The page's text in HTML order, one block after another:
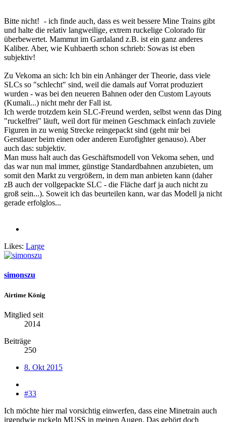
Bitte nicht! - ich finde auch, dass es weit bessere Mine Trains gibt
und halte die relativ langweilige, extrem ruckelige Colorado für
überbewertet. Mammut im Gardaland z.B. ist ein ganz anderes
Kaliber. Aber, wie Kuhbaerth schon schrieb: Sowas ist eben
subjektiv!
Zu Vekoma an sich: Ich bin ein Anhänger der Theorie, dass viele
SLCs so "schlecht" sind, weil die damals auf Vorrat produziert
wurden - was bei den neueren Bahnen oder den Custom Layouts
(Kumali...) nicht mehr der Fall ist.
Ich werde trotzdem kein SLC-Freund werden, selbst wenn das Ding
"ruckelfrei" läuft, weil dort für meinen Geschmack einfach zuviele
Figuren in zu wenig Strecke reingepackt sind (geht mir bei
Gerstlauer beim einen oder anderen Eurofighter genauso). Aber
auch das: subjektiv.
Man muss halt auch das Geschäftsmodell von Vekoma sehen, und
das war nun mal immer, günstige Standardbahnen anzubieten, um
somit den Markt zu vergrößern, in dem man anbieten kann (daher
zB auch der vollgepackte SLC - die Fläche darf ja auch nicht zu
groß sein...). Soweit ich das beurteilen kann, war das Modell ja nicht
gerade erfolglos...
Likes: Large
simonszu
Airtime König
Mitglied seit
2014
Beiträge
250
8. Okt 2015
#33
Ich möchte hier mal vorsichtig einwerfen, dass eine Minetrain auch
irgendwie ruckeln MUSS in meinen Augen. Das gehört doch